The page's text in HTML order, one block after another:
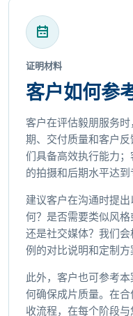
证明材料
客户如何参
客户在评估毅朋服务
期、交付质量和客户
们具备高效执行能力
的拍摄和后期水平达到
建议客户在沟通时提
何？是否需要类似风
还是社交媒体？我们
例的对比说明和定制方
此外，客户也可参考
何确保成片质量。在
收流程，在每个阶段